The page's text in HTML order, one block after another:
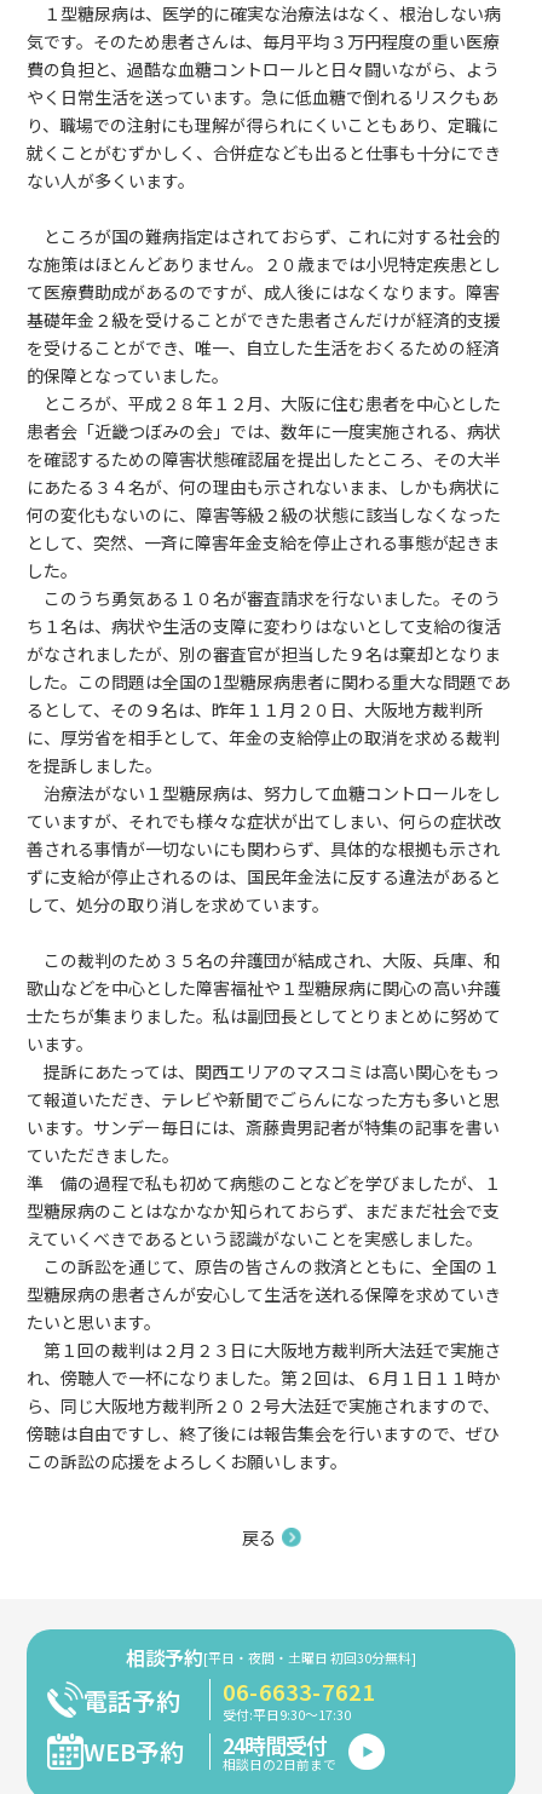
１型糖尿病は、医学的に確実な治療法はなく、根治しない病
気です。そのため患者さんは、毎月平均３万円程度の重い医療
費の負担と、過酷な血糖コントロールと日々闘いながら、よう
やく日常生活を送っています。急に低血糖で倒れるリスクもあ
り、職場での注射にも理解が得られにくいこともあり、定職に
就くことがむずかしく、合併症なども出ると仕事も十分にでき
ない人が多くいます。
ところが国の難病指定はされておらず、これに対する社会的
な施策はほとんどありません。２０歳までは小児特定疾患とし
て医療費助成があるのですが、成人後にはなくなります。障害
基礎年金２級を受けることができた患者さんだけが経済的支援
を受けることができ、唯一、自立した生活をおくるための経済
的保障となっていました。
ところが、平成２８年１２月、大阪に住む患者を中心とした
患者会「近畿つぼみの会」では、数年に一度実施される、病状
を確認するための障害状態確認届を提出したところ、その大半
にあたる３４名が、何の理由も示されないまま、しかも病状に
何の変化もないのに、障害等級２級の状態に該当しなくなった
として、突然、一斉に障害年金支給を停止される事態が起きま
した。
このうち勇気ある１０名が審査請求を行ないました。そのう
ち１名は、病状や生活の支障に変わりはないとして支給の復活
がなされましたが、別の審査官が担当した９名は棄却となりま
した。この問題は全国の1型糖尿病患者に関わる重大な問題であ
るとして、その９名は、昨年１１月２０日、大阪地方裁判所
に、厚労省を相手として、年金の支給停止の取消を求める裁判
を提訴しました。
治療法がない１型糖尿病は、努力して血糖コントロールをし
ていますが、それでも様々な症状が出てしまい、何らの症状改
善される事情が一切ないにも関わらず、具体的な根拠も示され
ずに支給が停止されるのは、国民年金法に反する違法があると
して、処分の取り消しを求めています。
この裁判のため３５名の弁護団が結成され、大阪、兵庫、和
歌山などを中心とした障害福祉や１型糖尿病に関心の高い弁護
士たちが集まりました。私は副団長としてとりまとめに努めて
います。
提訴にあたっては、関西エリアのマスコミは高い関心をもっ
て報道いただき、テレビや新聞でごらんになった方も多いと思
います。サンデー毎日には、斎藤貴男記者が特集の記事を書い
ていただきました。
準 備の過程で私も初めて病態のことなどを学びましたが、１
型糖尿病のことはなかなか知られておらず、まだまだ社会で支
えていくべきであるという認識がないことを実感しました。
この訴訟を通じて、原告の皆さんの救済とともに、全国の１
型糖尿病の患者さんが安心して生活を送れる保障を求めていき
たいと思います。
第１回の裁判は２月２３日に大阪地方裁判所大法廷で実施さ
れ、傍聴人で一杯になりました。第２回は、６月１日１１時か
ら、同じ大阪地方裁判所２０２号大法廷で実施されますので、
傍聴は自由ですし、終了後には報告集会を行いますので、ぜひ
この訴訟の応援をよろしくお願いします。
戻る
相談予約[平日・夜間・土曜日 初回30分無料]
電話予約 06-6633-7621
受付:平日9:30～17:30
WEB予約 24時間受付
相談日の2日前まで